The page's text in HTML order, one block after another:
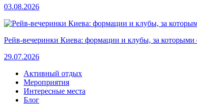
03.08.2026
Рейв-вечеринки Киева: формации и клубы, за которыми
29.07.2026
Активный отдых
Мероприятия
Интересные места
Блог